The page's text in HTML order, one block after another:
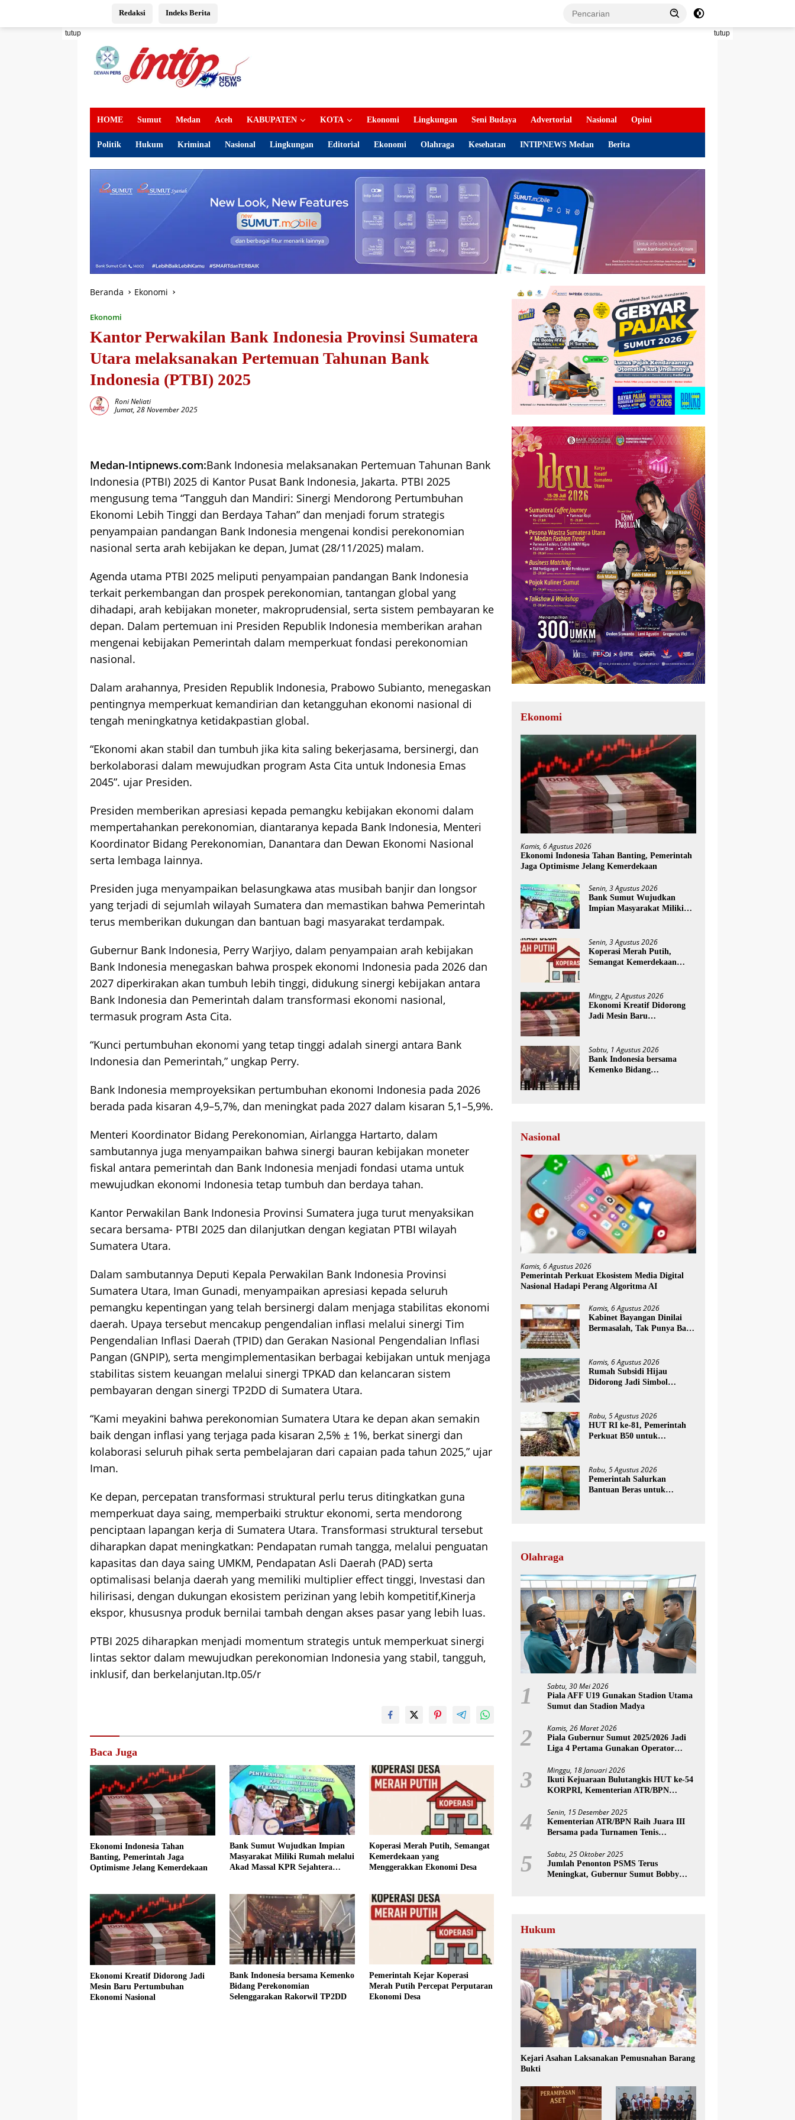
Redaksi Indeks Berita
tutup tutup
HOME Sumut Medan Aceh KABUPATEN KOTA Ekonomi Lingkungan Seni Budaya Advertorial Nasional Opini
Politik Hukum Kriminal Nasional Lingkungan Editorial Ekonomi Olahraga Kesehatan INTIPNEWS Medan Berita
Beranda Ekonomi
Ekonomi
Kantor Perwakilan Bank Indonesia Provinsi Sumatera
Utara melaksanakan Pertemuan Tahunan Bank
Indonesia (PTBI) 2025
Roni Neliati
Jumat, 28 November 2025
Medan-Intipnews.com:Bank Indonesia melaksanakan Pertemuan Tahunan Bank
Indonesia (PTBI) 2025 di Kantor Pusat Bank Indonesia, Jakarta. PTBI 2025
mengusung tema “Tangguh dan Mandiri: Sinergi Mendorong Pertumbuhan
Ekonomi Lebih Tinggi dan Berdaya Tahan” dan menjadi forum strategis
penyampaian pandangan Bank Indonesia mengenai kondisi perekonomian
nasional serta arah kebijakan ke depan, Jumat (28/11/2025) malam.
Agenda utama PTBI 2025 meliputi penyampaian pandangan Bank Indonesia
terkait perkembangan dan prospek perekonomian, tantangan global yang
dihadapi, arah kebijakan moneter, makroprudensial, serta sistem pembayaran ke
depan. Dalam pertemuan ini Presiden Republik Indonesia memberikan arahan
mengenai kebijakan Pemerintah dalam memperkuat fondasi perekonomian
nasional.
Dalam arahannya, Presiden Republik Indonesia, Prabowo Subianto, menegaskan
pentingnya memperkuat kemandirian dan ketangguhan ekonomi nasional di
tengah meningkatnya ketidakpastian global.
“Ekonomi akan stabil dan tumbuh jika kita saling bekerjasama, bersinergi, dan
berkolaborasi dalam mewujudkan program Asta Cita untuk Indonesia Emas
2045”. ujar Presiden.
Presiden memberikan apresiasi kepada pemangku kebijakan ekonomi dalam
mempertahankan perekonomian, diantaranya kepada Bank Indonesia, Menteri
Koordinator Bidang Perekonomian, Danantara dan Dewan Ekonomi Nasional
serta lembaga lainnya.
Presiden juga menyampaikan belasungkawa atas musibah banjir dan longsor
yang terjadi di sejumlah wilayah Sumatera dan memastikan bahwa Pemerintah
terus memberikan dukungan dan bantuan bagi masyarakat terdampak.
Gubernur Bank Indonesia, Perry Warjiyo, dalam penyampaian arah kebijakan
Bank Indonesia menegaskan bahwa prospek ekonomi Indonesia pada 2026 dan
2027 diperkirakan akan tumbuh lebih tinggi, didukung sinergi kebijakan antara
Bank Indonesia dan Pemerintah dalam transformasi ekonomi nasional,
termasuk program Asta Cita.
“Kunci pertumbuhan ekonomi yang tetap tinggi adalah sinergi antara Bank
Indonesia dan Pemerintah,” ungkap Perry.
Bank Indonesia memproyeksikan pertumbuhan ekonomi Indonesia pada 2026
berada pada kisaran 4,9–5,7%, dan meningkat pada 2027 dalam kisaran 5,1–5,9%.
Menteri Koordinator Bidang Perekonomian, Airlangga Hartarto, dalam
sambutannya juga menyampaikan bahwa sinergi bauran kebijakan moneter
fiskal antara pemerintah dan Bank Indonesia menjadi fondasi utama untuk
mewujudkan ekonomi Indonesia tetap tumbuh dan berdaya tahan.
Kantor Perwakilan Bank Indonesia Provinsi Sumatera juga turut menyaksikan
secara bersama- PTBI 2025 dan dilanjutkan dengan kegiatan PTBI wilayah
Sumatera Utara.
Dalam sambutannya Deputi Kepala Perwakilan Bank Indonesia Provinsi
Sumatera Utara, Iman Gunadi, menyampaikan apresiasi kepada seluruh
pemangku kepentingan yang telah bersinergi dalam menjaga stabilitas ekonomi
daerah. Upaya tersebut mencakup pengendalian inflasi melalui sinergi Tim
Pengendalian Inflasi Daerah (TPID) dan Gerakan Nasional Pengendalian Inflasi
Pangan (GNPIP), serta mengimplementasikan berbagai kebijakan untuk menjaga
stabilitas sistem keuangan melalui sinergi TPKAD dan kelancaran sistem
pembayaran dengan sinergi TP2DD di Sumatera Utara.
“Kami meyakini bahwa perekonomian Sumatera Utara ke depan akan semakin
baik dengan inflasi yang terjaga pada kisaran 2,5% ± 1%, berkat sinergi dan
kolaborasi seluruh pihak serta pembelajaran dari capaian pada tahun 2025,” ujar
Iman.
Ke depan, percepatan transformasi struktural perlu terus ditingkatkan guna
memperkuat daya saing, memperbaiki struktur ekonomi, serta mendorong
penciptaan lapangan kerja di Sumatera Utara. Transformasi struktural tersebut
diharapkan dapat meningkatkan: Pendapatan rumah tangga, melalui penguatan
kapasitas dan daya saing UMKM, Pendapatan Asli Daerah (PAD) serta
optimalisasi belanja daerah yang memiliki multiplier effect tinggi, Investasi dan
hilirisasi, dengan dukungan ekosistem perizinan yang lebih kompetitif,Kinerja
ekspor, khususnya produk bernilai tambah dengan akses pasar yang lebih luas.
PTBI 2025 diharapkan menjadi momentum strategis untuk memperkuat sinergi
lintas sektor dalam mewujudkan perekonomian Indonesia yang stabil, tangguh,
inklusif, dan berkelanjutan.Itp.05/r
Baca Juga
Ekonomi Indonesia Tahan
Banting, Pemerintah Jaga
Optimisme Jelang Kemerdekaan
Bank Sumut Wujudkan Impian
Masyarakat Miliki Rumah melalui
Akad Massal KPR Sejahtera
Koperasi Merah Putih, Semangat
Kemerdekaan yang
Menggerakkan Ekonomi Desa
Ekonomi Kreatif Didorong Jadi
Mesin Baru Pertumbuhan
Ekonomi Nasional
Bank Indonesia bersama Kemenko
Bidang Perekonomian
Selenggarakan Rakorwil TP2DD
Pemerintah Kejar Koperasi
Merah Putih Percepat Perputaran
Ekonomi Desa
Ekonomi
Kamis, 6 Agustus 2026
Ekonomi Indonesia Tahan Banting, Pemerintah
Jaga Optimisme Jelang Kemerdekaan
Senin, 3 Agustus 2026
Bank Sumut Wujudkan
Impian Masyarakat Miliki
Senin, 3 Agustus 2026
Koperasi Merah Putih,
Semangat Kemerdekaan
Minggu, 2 Agustus 2026
Ekonomi Kreatif Didorong
Jadi Mesin Baru
Sabtu, 1 Agustus 2026
Bank Indonesia bersama
Kemenko Bidang
Nasional
Kamis, 6 Agustus 2026
Pemerintah Perkuat Ekosistem Media Digital
Nasional Hadapi Perang Algoritma AI
Kamis, 6 Agustus 2026
Kabinet Bayangan Dinilai
Bermasalah, Tak Punya Basis
Kamis, 6 Agustus 2026
Rumah Subsidi Hijau
Didorong Jadi Simbol
Rabu, 5 Agustus 2026
HUT RI ke-81, Pemerintah
Perkuat B50 untuk
Rabu, 5 Agustus 2026
Pemerintah Salurkan
Bantuan Beras untuk
Olahraga
1 Sabtu, 30 Mei 2026
Piala AFF U19 Gunakan Stadion Utama
Sumut dan Stadion Madya
2 Kamis, 26 Maret 2026
Piala Gubernur Sumut 2025/2026 Jadi
Liga 4 Pertama Gunakan Operator
3 Minggu, 18 Januari 2026
Ikuti Kejuaraan Bulutangkis HUT ke-54
KORPRI, Kementerian ATR/BPN
4 Senin, 15 Desember 2025
Kementerian ATR/BPN Raih Juara III
Bersama pada Turnamen Tenis
Wakil Ketua BPK
5 Sabtu, 25 Oktober 2025
Jumlah Penonton PSMS Terus
Meningkat, Gubernur Sumut Bobby
Hukum
Kejari Asahan Laksanakan Pemusnahan Barang
Bukti